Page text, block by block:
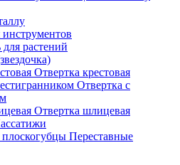
растений
Отвертка крестовая
Отвертка с
Отвертка шлицевая
Переставные